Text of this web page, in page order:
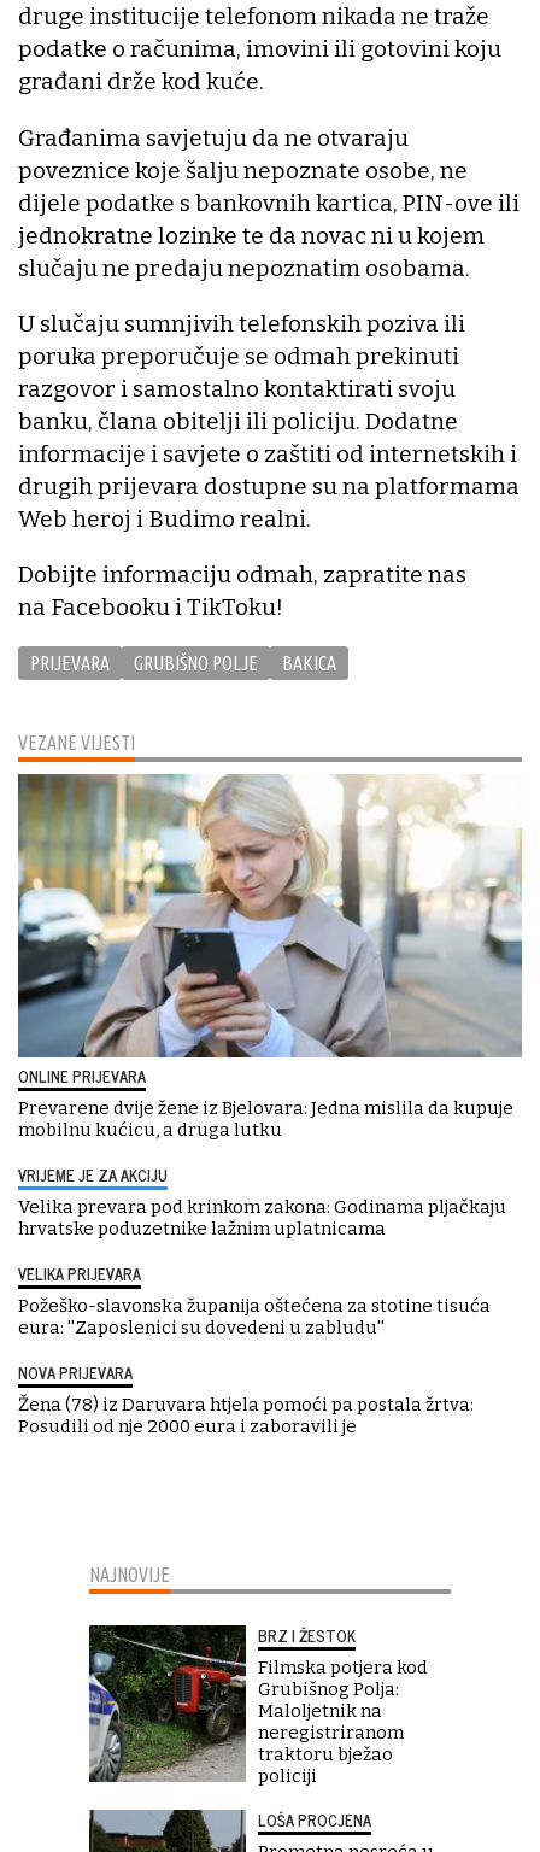
VEZANE VIJESTI
ONLINE PRIJEVARA
Prevarene dvije žene iz Bjelovara: Jedna mislila da kupuje
mobilnu kućicu, a druga lutku
VRIJEME JE ZA AKCIJU
Velika prevara pod krinkom zakona: Godinama pljačkaju
hrvatske poduzetnike lažnim uplatnicama
VELIKA PRIJEVARA
Požeško-slavonska županija oštećena za stotine tisuća
eura: ''Zaposlenici su dovedeni u zabludu''
NOVA PRIJEVARA
Žena (78) iz Daruvara htjela pomoći pa postala žrtva:
Posudili od nje 2000 eura i zaboravili je
druge institucije telefonom nikada ne traže
podatke o računima, imovini ili gotovini koju
građani drže kod kuće.
Građanima savjetuju da ne otvaraju
poveznice koje šalju nepoznate osobe, ne
dijele podatke s bankovnih kartica, PIN-ove ili
jednokratne lozinke te da novac ni u kojem
slučaju ne predaju nepoznatim osobama.
U slučaju sumnjivih telefonskih poziva ili
poruka preporučuje se odmah prekinuti
razgovor i samostalno kontaktirati svoju
banku, člana obitelji ili policiju. Dodatne
informacije i savjete o zaštiti od internetskih i
drugih prijevara dostupne su na platformama
Web heroj i Budimo realni.
Dobijte informaciju odmah, zapratite nas
na Facebooku i TikToku!
PRIJEVARA GRUBIŠNO POLJE BAKICA
NAJNOVIJE
BRZ I ŽESTOK
Filmska potjera kod
Grubišnog Polja:
Maloljetnik na
neregistriranom
traktoru bježao
policiji
LOŠA PROCJENA